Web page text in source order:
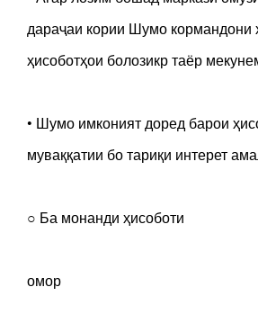
дараҷаи кории Шумо кормандони
ҳисоботҳои болозикр таёр
• Шумо имконият доред барои
муваққатии бо тариқи интерет
○ Ба монанди ҳисоботи
омор